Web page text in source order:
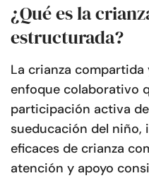
¿Qué es la
estructurada?
La crianza
enfoque colaborativo
participación activa
sueducación del niño,
eficaces de crianza
atención y apoyo